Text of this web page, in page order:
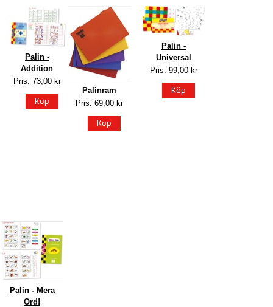
Palin -
Addition
Pris: 73,00 kr
Köp
Palinram
Pris: 69,00 kr
Köp
Palin -
Universal
Pris: 99,00 kr
Köp
Palin - Mera
Ord!